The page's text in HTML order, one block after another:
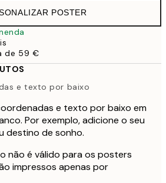
POSTER
de 59 €
e texto por baixo
e texto por baixo em
Por exemplo, adicione o seu
destino de sonho.
não é válido para os posters
impressos apenas por